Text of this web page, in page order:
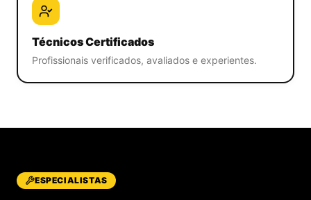
Técnicos Certificados
Profissionais verificados, avaliados e experientes.
ESPECIALISTAS